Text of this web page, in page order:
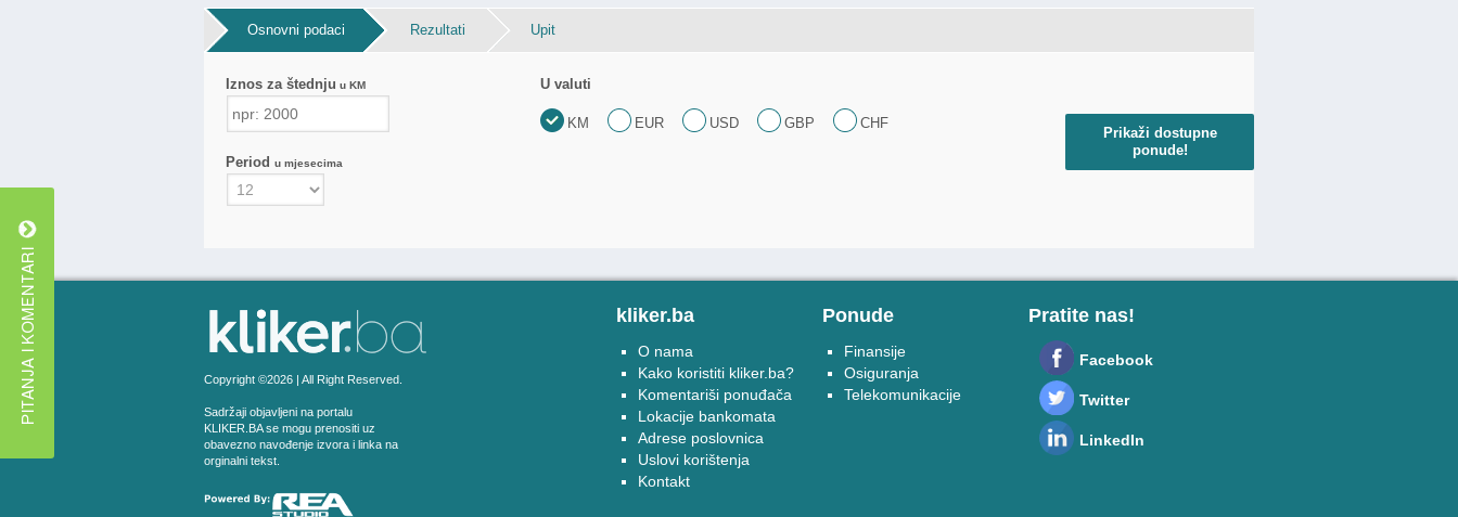
Osnovni podaci Rezultati Upit
Iznos za štednju u KM
Period u mjesecima
U valuti
KM EUR USD GBP CHF
Prikaži dostupne
ponude!
Copyright ©2026 | All Right Reserved.
Sadržaji objavljeni na portalu
KLIKER.BA se mogu prenositi uz
obavezno navođenje izvora i linka na
orginalni tekst.
kliker.ba
O nama
Kako koristiti kliker.ba?
Komentariši ponuđača
Lokacije bankomata
Adrese poslovnica
Uslovi korištenja
Kontakt
Ponude
Finansije
Osiguranja
Telekomunikacije
Pratite nas!
Facebook
Twitter
LinkedIn